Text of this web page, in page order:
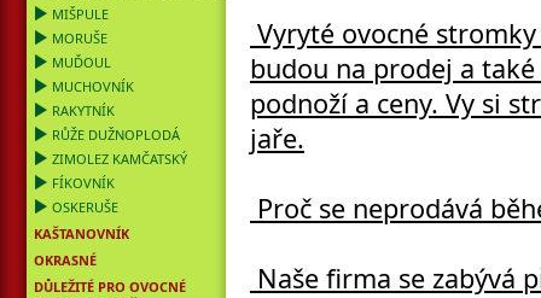
MIŠPULE
MORUŠE
MUĎOUL
MUCHOVNÍK
RAKYTNÍK
RŮŽE DUŽNOPLODÁ
ZIMOLEZ KAMČATSKÝ
FÍKOVNÍK
OSKERUŠE
KAŠTANOVNÍK
OKRASNÉ
DŮLEŽITÉ PRO OVOCNÉ
Vyryté ovocné
budou na prodej a
podnoží a ceny. Vy si
jaře.
Proč se neprodává
Naše firma se zabývá